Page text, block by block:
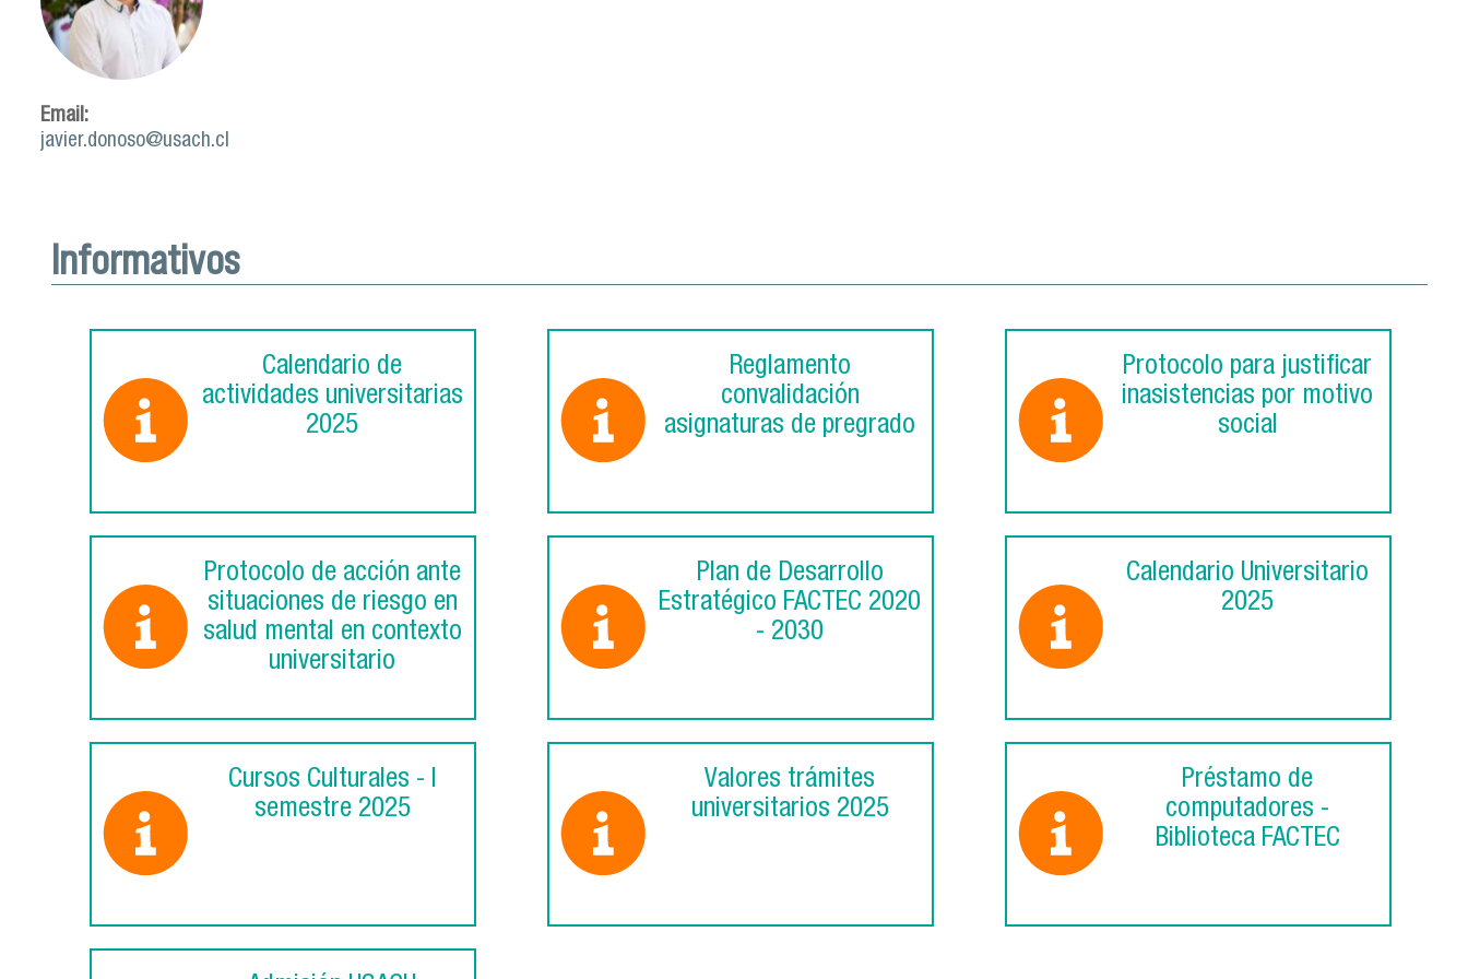
Email:
javier.donoso@usach.cl
Informativos
Calendario de
actividades universitarias
2025
Reglamento
convalidación
asignaturas de pregrado
Protocolo para justificar
inasistencias por motivo
social
Protocolo de acción ante
situaciones de riesgo en
salud mental en contexto
universitario
Plan de Desarrollo
Estratégico FACTEC 2020
- 2030
Calendario Universitario
2025
Cursos Culturales - I
semestre 2025
Valores trámites
universitarios 2025
Préstamo de
computadores -
Biblioteca FACTEC